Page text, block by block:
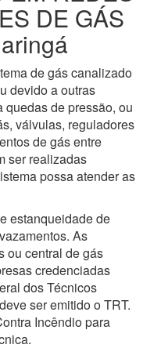
DE GÁS
de gás canalizado
devido a outras
quedas de pressão, ou
válvulas, reguladores
de gás entre
ser realizadas
possa atender as
estanqueidade de
As
ou central de gás
credenciadas
dos Técnicos
ser emitido o TRT.
Incêndio para